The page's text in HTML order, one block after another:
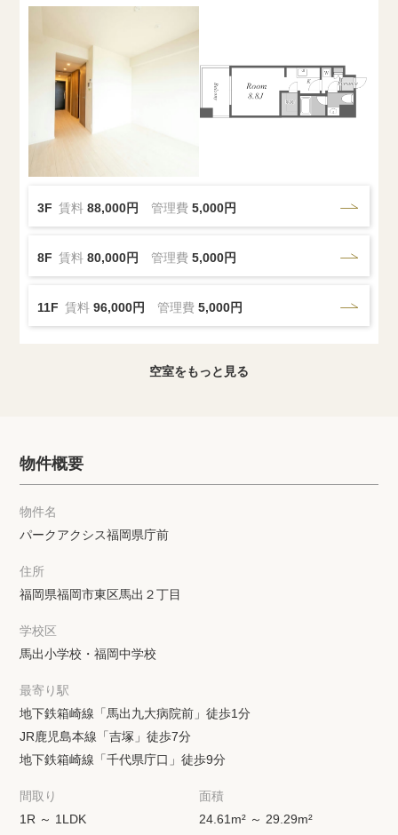
3F 賃料88,000円 管理費5,000円
8F 賃料80,000円 管理費5,000円
11F 賃料96,000円 管理費5,000円
空室をもっと見る
物件概要
物件名
パークアクシス福岡県庁前
住所
福岡県福岡市東区馬出２丁目
学校区
馬出小学校・福岡中学校
最寄り駅
地下鉄箱崎線「馬出九大病院前」徒歩1分
JR鹿児島本線「吉塚」徒歩7分
地下鉄箱崎線「千代県庁口」徒歩9分
間取り
1R ～ 1LDK
面積
24.61m² ～ 29.29m²